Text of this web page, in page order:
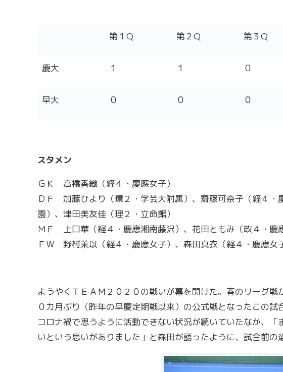
第１Q 第２Q 第３Q
慶大 １ １ ０
早大 ０ ０ ０
スタメン
ＧＫ 高橋香織（経４・慶應女子）
ＤＦ 加藤ひより（環２・学芸大附属）、齋藤可奈子（経４・
園）、津田美友佳（理２・立命館）
ＭＦ 上口華（経４・慶應湘南藤沢）、花田ともみ（政４・慶
ＦＷ 野村茉以（経４・慶應女子）、森田真衣（経４・慶應女
ようやくＴＥＡＭ２０２０の戦いが幕を開けた。春のリーグ戦
０カ月ぶり（昨年の早慶定期戦以来）の公式戦となったこの試
コロナ禍で思うように活動できない状況が続いていたなか、
いという思いがありました」と森田が語ったように、試合前の